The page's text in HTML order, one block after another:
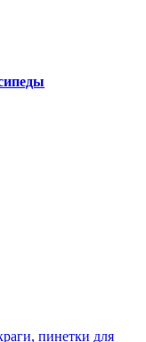
пинетки для